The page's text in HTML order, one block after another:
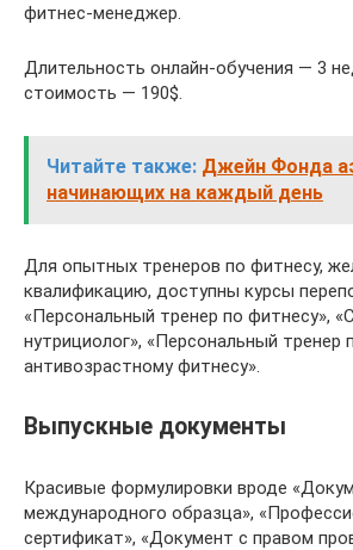
фитнес-менеджер.
Длительность онлайн-обучения — 3
стоимость — 190$.
Читайте также: Джейн Фонда
начинающих на каждый день
Для опытных тренеров по фитнесу,
квалификацию, доступны курсы
«Персональный тренер по фитнесу»,
нутрициолог», «Персональный тренер
антивозрастному фитнесу».
Выпускные документы
Красивые формулировки вроде
международного образца»,
сертификат», «Документ с правом